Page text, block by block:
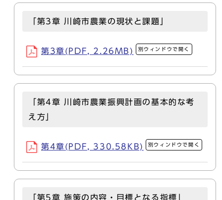
「第3章 川崎市農業の現状と課題」
第3章(PDF, 2.26MB) 別ウィンドウで開く
「第4章 川崎市農業振興計画の基本的な考
え方」
第4章(PDF, 330.58KB) 別ウィンドウで開く
「第5章 施策の内容・目標となる指標」